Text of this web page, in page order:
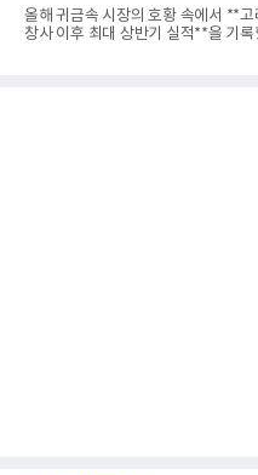
올해 귀금속 시장의 호황 속에서 **고
창사 이후 최대 상반기 실적**을 기록